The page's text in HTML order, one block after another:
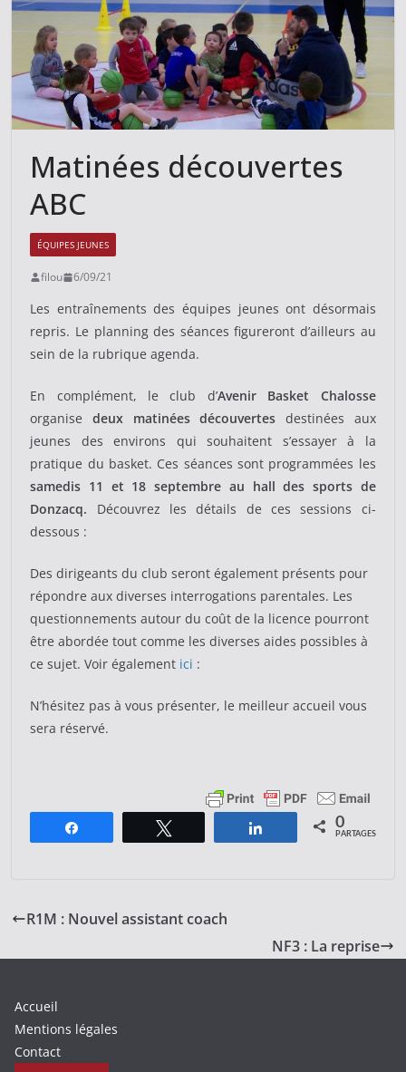
Matinées découvertes
ABC
ÉQUIPES JEUNES
filou 6/09/21
Les entraînements des équipes jeunes ont désormais
repris. Le planning des séances figureront d’ailleurs au
sein de la rubrique agenda.
En complément, le club d’Avenir Basket Chalosse
organisedeux matinées découvertes destinées aux
jeunes des environs qui souhaitent s’essayer à la
pratique du basket. Ces séances sont programmées les
samedis 11 et 18 septembre au hall des sports de
Donzacq. Découvrez les détails de ces sessions ci-
dessous :
Des dirigeants du club seront également présents pour
répondre aux diverses interrogations parentales. Les
questionnements autour du coût de la licence pourront
être abordée tout comme les diverses aides possibles à
ce sujet. Voir également ici :
N’hésitez pas à vous présenter, le meilleur accueil vous
sera réservé.
Partagez 0
PARTAGES
R1M : Nouvel assistant coach
NF3 : La reprise
Accueil
Mentions légales
Contact